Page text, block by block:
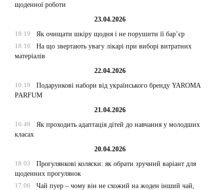
щоденної роботи
23.04.2026
18:19
Як очищати шкіру щодня і не порушити її бар’єр
18:10
На що звертають увагу лікарі при виборі витратних
матеріалів
22.04.2026
10:19
Подарункові набори від українського бренду YAROMA
PARFUM
21.04.2026
16:49
Як проходить адаптація дітей до навчання у молодших
класах
20.04.2026
18:03
Прогулянкові коляски: як обрати зручний варіант для
щоденних прогулянок
17:06
Чай пуер – чому він не схожий на жоден інший чай,